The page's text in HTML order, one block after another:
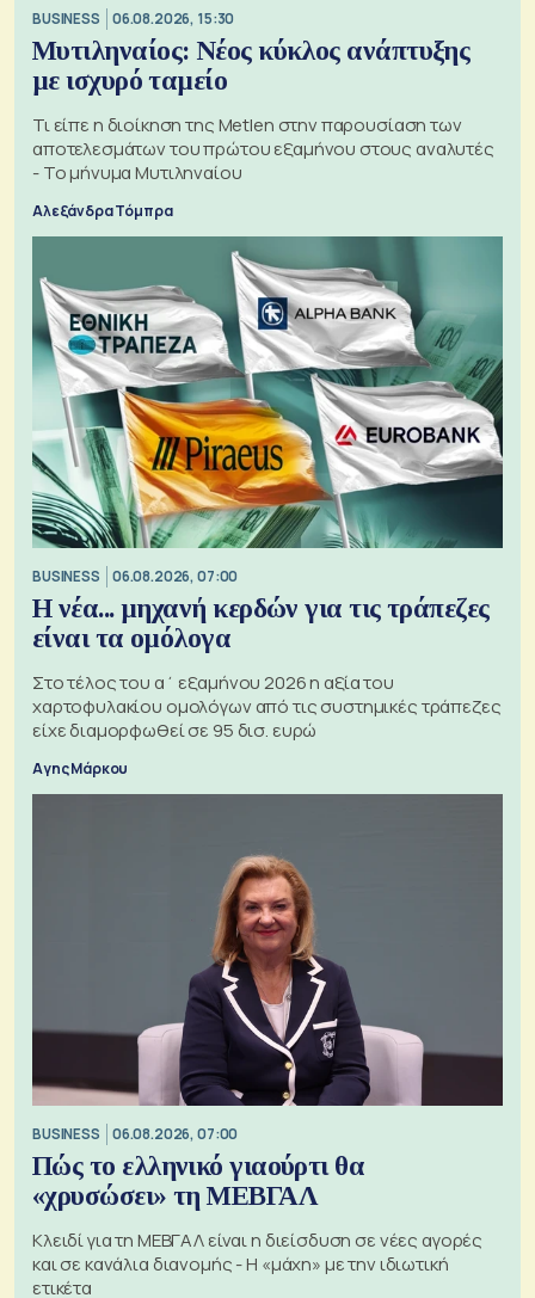
BUSINESS 06.08.2026, 15:30
Μυτιληναίος: Νέος κύκλος ανάπτυξης
με ισχυρό ταμείο
Τι είπε η διοίκηση της Metlen στην παρουσίαση των
αποτελεσμάτων του πρώτου εξαμήνου στους αναλυτές
- Το μήνυμα Μυτιληναίου
Αλεξάνδρα Τόμπρα
BUSINESS 06.08.2026, 07:00
Η νέα... μηχανή κερδών για τις τράπεζες
είναι τα ομόλογα
Στο τέλος του α΄ εξαμήνου 2026 η αξία του
χαρτοφυλακίου ομολόγων από τις συστημικές τράπεζες
είχε διαμορφωθεί σε 95 δισ. ευρώ
Αγης Μάρκου
BUSINESS 06.08.2026, 07:00
Πώς το ελληνικό γιαούρτι θα
«χρυσώσει» τη ΜΕΒΓΑΛ
Κλειδί για τη ΜΕΒΓΑΛ είναι η διείσδυση σε νέες αγορές
και σε κανάλια διανομής - Η «μάχη» με την ιδιωτική
ετικέτα